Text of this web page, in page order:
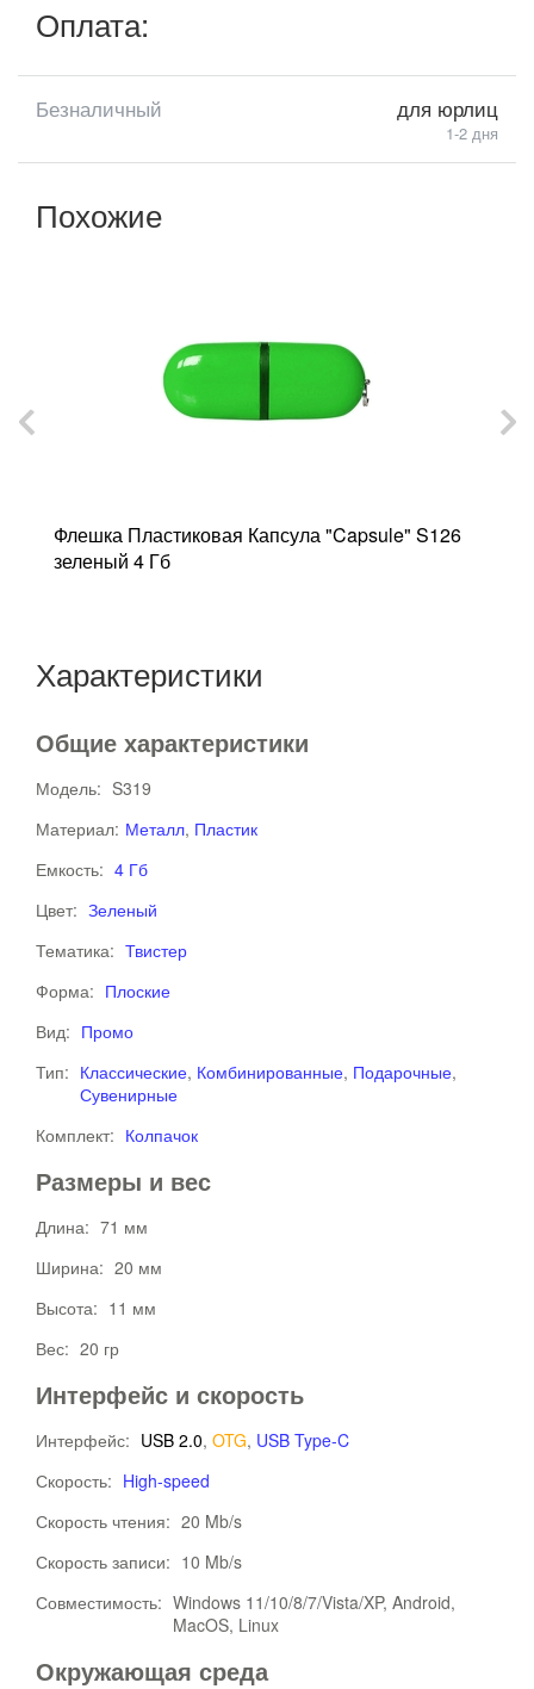
Оплата:
Безналичный для юрлиц
1-2 дня
Похожие
Флешка Пластиковая Капсула "Capsule" S126
зеленый 4 Гб
Характеристики
Общие характеристики
Модель: S319
Материал: Металл, Пластик
Емкость: 4 Гб
Цвет: Зеленый
Тематика: Твистер
Форма: Плоские
Вид: Промо
Тип: Классические, Комбинированные, Подарочные,
Сувенирные
Комплект: Колпачок
Размеры и вес
Длина: 71 мм
Ширина: 20 мм
Высота: 11 мм
Вес: 20 гр
Интерфейс и скорость
Интерфейс: USB 2.0, OTG, USB Type-C
Скорость: High-speed
Скорость чтения: 20 Mb/s
Скорость записи: 10 Mb/s
Совместимость: Windows 11/10/8/7/Vista/XP, Android,
MacOS, Linux
Окружающая среда